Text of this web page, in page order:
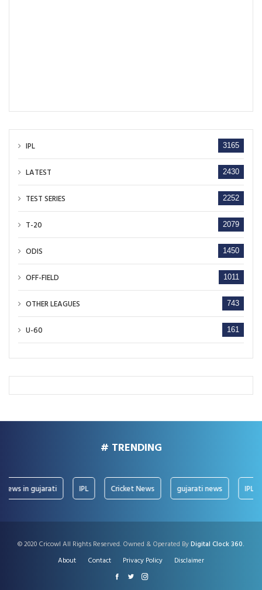
IPL 3165
LATEST 2430
TEST SERIES 2252
T-20 2079
ODIS 1450
OFF-FIELD 1011
OTHER LEAGUES 743
U-60 161
# TRENDING
in gujarati Cricket News gujarati news IPL News
© 2020 Cricowl All Rights Reserved. Owned & Operated ByDigital Clock 360.
About
Contact Privacy Policy Disclaimer